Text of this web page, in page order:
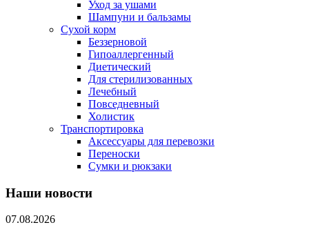
Уход за ушами
Шампуни и бальзамы
Сухой корм
Беззерновой
Гипоаллергенный
Диетический
Для стерилизованных
Лечебный
Повседневный
Холистик
Транспортировка
Аксессуары для перевозки
Переноски
Сумки и рюкзаки
Наши новости
07.08.2026